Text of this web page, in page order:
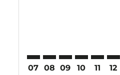
07 08 09 10 11 12